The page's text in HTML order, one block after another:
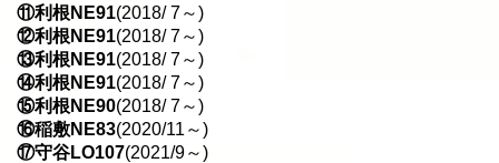
⑪利根NE91(2018/ 7～)
⑫利根NE91(2018/ 7～)
⑬利根NE91(2018/ 7～)
⑭利根NE91(2018/ 7～)
⑮利根NE90(2018/ 7～)
⑯稲敷NE83(2020/11～)
⑰守谷LO107(2021/9～)